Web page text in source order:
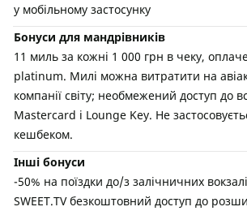
у мобільному застосунку
Бонуси для мандрівників
11 миль за кожні 1 000 грн в чеку,
platinum. Милі можна витратити на
компанії світу; необмежений доступ до
Mastercard і Lounge Key. Не
кешбеком.
Інші бонуси
-50% на поїздки до/з залічничних
SWEET.TV безкоштовний доступ до